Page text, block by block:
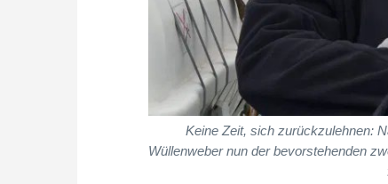
Keine Zeit, sich zurückzulehnen:
Wüllenweber nun der bevorstehenden